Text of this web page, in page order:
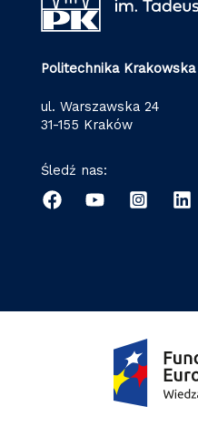
Politechnika Krakowska
ul. Warszawska 24
31-155 Kraków
Śledź nas: